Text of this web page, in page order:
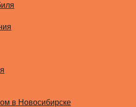
в Новосибирске